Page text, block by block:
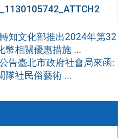
知文化部推出2024年第32
幣相關優惠措施 ...
告臺北市政府社會局來函:
隊社民俗藝術 ...